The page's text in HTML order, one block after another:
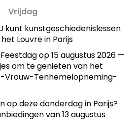
Vrijdag
kunt kunstgeschiedenislessen
Louvre in Parijs
op 15 augustus 2026 —
om te genieten van het
Vrouw-Tenhemelopneming-
op deze donderdag in Parijs?
van 13 augustus